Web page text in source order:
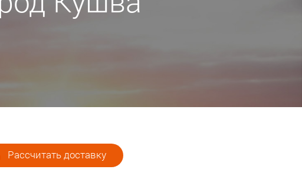
Рассчитать доставку